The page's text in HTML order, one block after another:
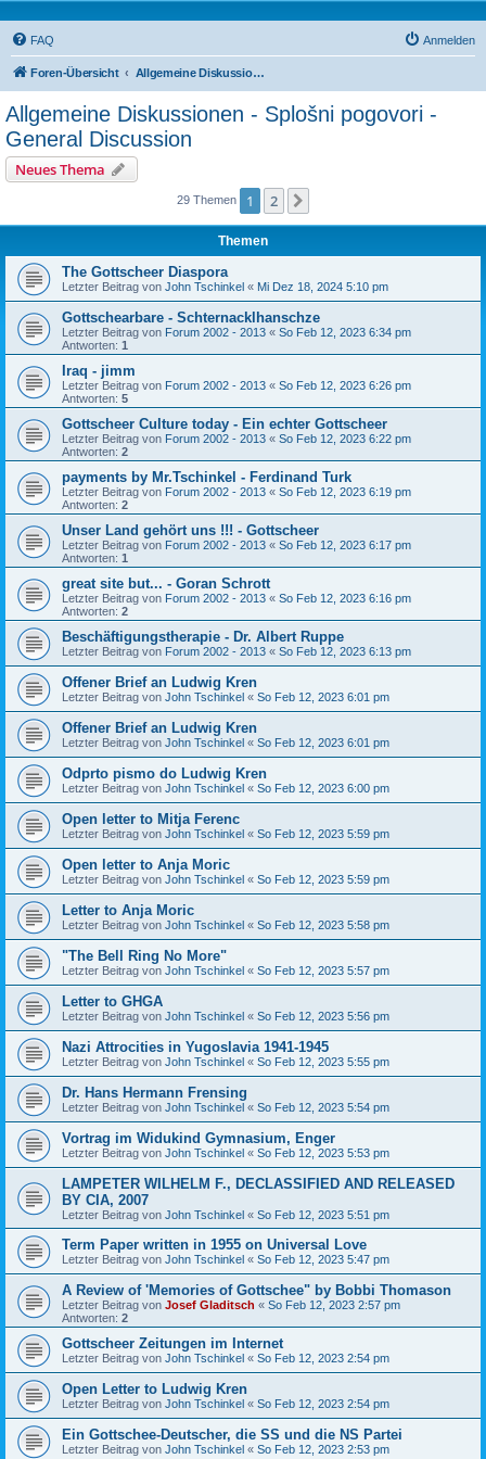
FAQ Anmelden
Foren-Übersicht Allgemeine Diskussionen - Splošni pogovori - General Discussion
Allgemeine Diskussionen - Splošni pogovori -
General Discussion
Neues Thema
29 Themen 1 2
Themen
The Gottscheer Diaspora
Letzter Beitrag von John Tschinkel « Mi Dez 18, 2024 5:10 pm
Gottschearbare - Schternacklhanschze
Letzter Beitrag von Forum 2002 - 2013 « So Feb 12, 2023 6:34 pm
Antworten: 1
Iraq - jimm
Letzter Beitrag von Forum 2002 - 2013 « So Feb 12, 2023 6:26 pm
Antworten: 5
Gottscheer Culture today - Ein echter Gottscheer
Letzter Beitrag von Forum 2002 - 2013 « So Feb 12, 2023 6:22 pm
Antworten: 2
payments by Mr.Tschinkel - Ferdinand Turk
Letzter Beitrag von Forum 2002 - 2013 « So Feb 12, 2023 6:19 pm
Antworten: 2
Unser Land gehört uns !!! - Gottscheer
Letzter Beitrag von Forum 2002 - 2013 « So Feb 12, 2023 6:17 pm
Antworten: 1
great site but... - Goran Schrott
Letzter Beitrag von Forum 2002 - 2013 « So Feb 12, 2023 6:16 pm
Antworten: 2
Beschäftigungstherapie - Dr. Albert Ruppe
Letzter Beitrag von Forum 2002 - 2013 « So Feb 12, 2023 6:13 pm
Offener Brief an Ludwig Kren
Letzter Beitrag von John Tschinkel « So Feb 12, 2023 6:01 pm
Offener Brief an Ludwig Kren
Letzter Beitrag von John Tschinkel « So Feb 12, 2023 6:01 pm
Odprto pismo do Ludwig Kren
Letzter Beitrag von John Tschinkel « So Feb 12, 2023 6:00 pm
Open letter to Mitja Ferenc
Letzter Beitrag von John Tschinkel « So Feb 12, 2023 5:59 pm
Open letter to Anja Moric
Letzter Beitrag von John Tschinkel « So Feb 12, 2023 5:59 pm
Letter to Anja Moric
Letzter Beitrag von John Tschinkel « So Feb 12, 2023 5:58 pm
"The Bell Ring No More"
Letzter Beitrag von John Tschinkel « So Feb 12, 2023 5:57 pm
Letter to GHGA
Letzter Beitrag von John Tschinkel « So Feb 12, 2023 5:56 pm
Nazi Attrocities in Yugoslavia 1941-1945
Letzter Beitrag von John Tschinkel « So Feb 12, 2023 5:55 pm
Dr. Hans Hermann Frensing
Letzter Beitrag von John Tschinkel « So Feb 12, 2023 5:54 pm
Vortrag im Widukind Gymnasium, Enger
Letzter Beitrag von John Tschinkel « So Feb 12, 2023 5:53 pm
LAMPETER WILHELM F., DECLASSIFIED AND RELEASED
BY CIA, 2007
Letzter Beitrag von John Tschinkel « So Feb 12, 2023 5:51 pm
Term Paper written in 1955 on Universal Love
Letzter Beitrag von John Tschinkel « So Feb 12, 2023 5:47 pm
A Review of 'Memories of Gottschee" by Bobbi Thomason
Letzter Beitrag von Josef Gladitsch « So Feb 12, 2023 2:57 pm
Antworten: 2
Gottscheer Zeitungen im Internet
Letzter Beitrag von John Tschinkel « So Feb 12, 2023 2:54 pm
Open Letter to Ludwig Kren
Letzter Beitrag von John Tschinkel « So Feb 12, 2023 2:54 pm
Ein Gottschee-Deutscher, die SS und die NS Partei
Letzter Beitrag von John Tschinkel « So Feb 12, 2023 2:53 pm